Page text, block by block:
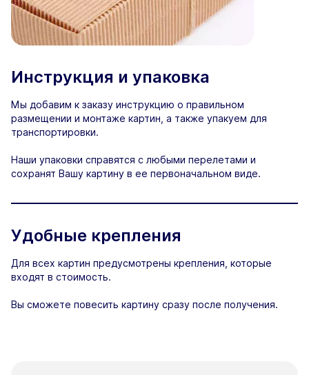
Инструкция и упаковка
Мы добавим к заказу инструкцию о правильном
размещении и монтаже картин, а также упакуем для
транспортировки.
Наши упаковки справятся с любыми перелетами и
сохранят Вашу картину в ее первоначальном виде.
Удобные крепления
Для всех картин предусмотрены крепления, которые
входят в стоимость.
Вы сможете повесить картину сразу после получения.